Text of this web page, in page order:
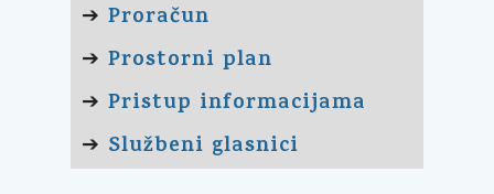
➔ Proračun
➔ Prostorni plan
➔ Pristup informacijama
➔ Službeni glasnici